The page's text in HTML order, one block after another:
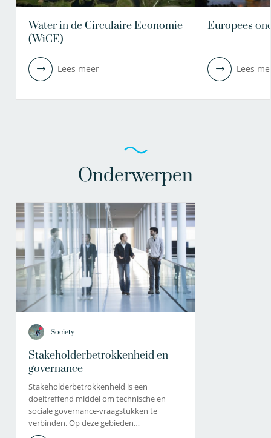
Water in de Circulaire Economie
(WiCE)
Lees meer
Europees
Lees
Onderwerpen
Society
Stakeholderbetrokkenheid en -
governance
Stakeholderbetrokkenheid is een
doeltreffend middel om technische en
sociale governance-vraagstukken te
verbinden. Op deze gebieden…